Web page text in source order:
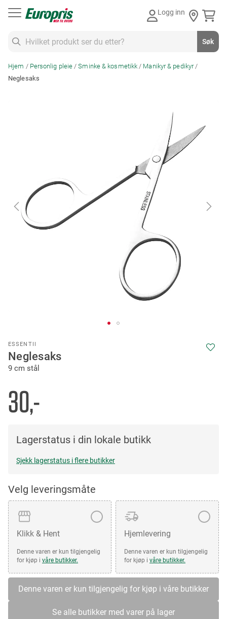
Logg inn
Søk
Hjem Personlig pleie Sminke & kosmetikk
Manikyr & pedikyr
Neglesaks
ESSENTII
Neglesaks
9 cm stål
30,-
Lagerstatus i din lokale butikk
Sjekk lagerstatus i flere butikker
Velg leveringsmåte
Klikk & Hent
Denne varen er kun tilgjengelig
for kjøp i våre butikker.
Hjemlevering
Denne varen er kun tilgjengelig
for kjøp i våre butikker.
Denne varen er kun tilgjengelig for kjøp i våre butikker
Se alle butikker med varer på lager
to
the
beginning
the
images
gallery